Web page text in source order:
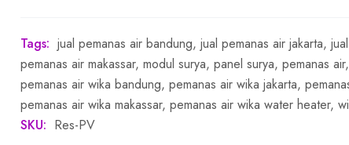
Tags: jual pemanas air bandung,jual pemanas air jakarta,
pemanas air makassar,modul surya,panel surya,pemanas air
pemanas air wika bandung,pemanas air wika jakarta,
pemanas air wika makassar,pemanas air wika water heater,
SKU: Res-PV